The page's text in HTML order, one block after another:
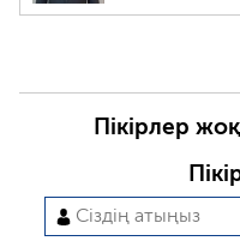
Пікірлер